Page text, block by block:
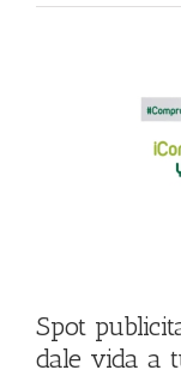
Spot
dale vida a